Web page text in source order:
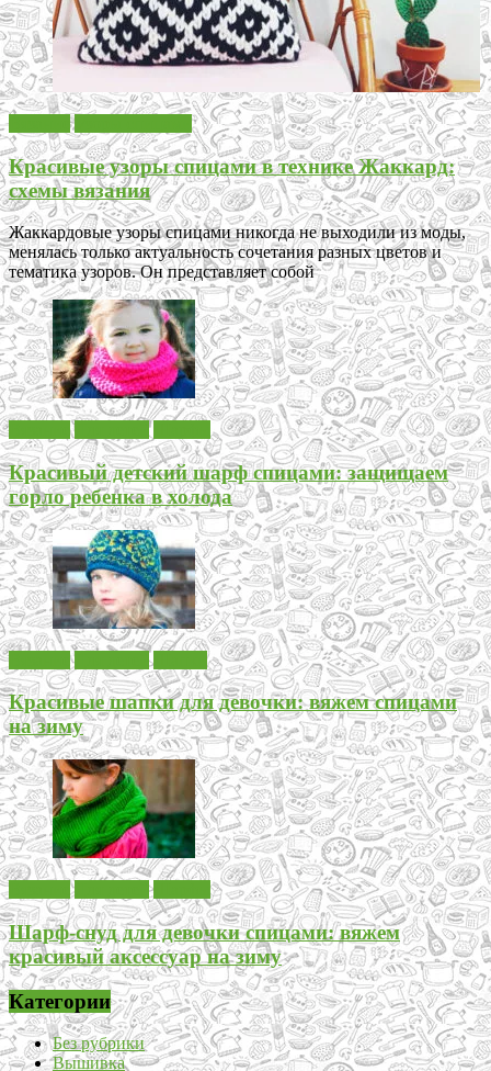
Красивые узоры спицами в технике Жаккард:
схемы вязания
Жаккардовые узоры спицами никогда не выходили из моды,
менялась только актуальность сочетания разных цветов и
тематика узоров. Он представляет собой
Красивый детский шарф спицами: защищаем
горло ребенка в холода
Красивые шапки для девочки: вяжем спицами
на зиму
Шарф-снуд для девочки спицами: вяжем
красивый аксессуар на зиму
Категории
Без рубрики
Вышивка